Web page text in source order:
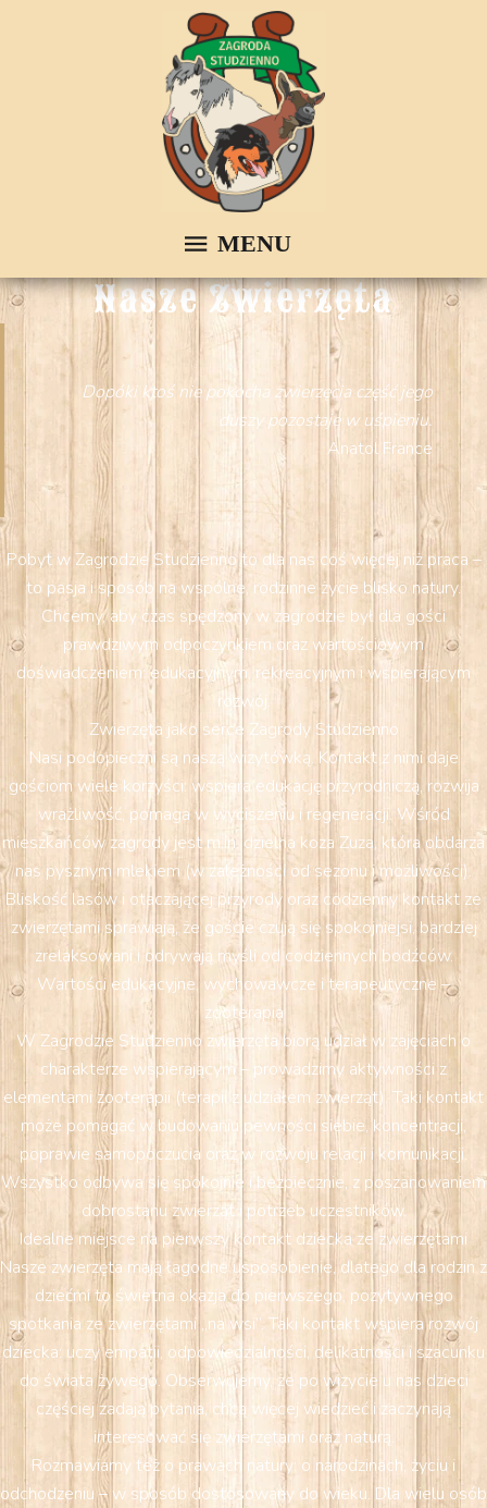
Nasze Zwierzęta
Dopóki ktoś nie pokocha zwierzęcia część jego
duszy pozostaje w uśpieniu.
Anatol France
Pobyt w Zagrodzie Studzienno to dla nas coś więcej niż praca –
to pasja i sposób na wspólne, rodzinne życie blisko natury.
Chcemy, aby czas spędzony w zagrodzie był dla gości
prawdziwym odpoczynkiem oraz wartościowym
doświadczeniem: edukacyjnym, rekreacyjnym i wspierającym
rozwój.
Zwierzęta jako serce Zagrody Studzienno
Nasi podopieczni są naszą wizytówką. Kontakt z nimi daje
gościom wiele korzyści: wspiera edukację przyrodniczą, rozwija
wrażliwość, pomaga w wyciszeniu i regeneracji. Wśród
mieszkańców zagrody jest m.in. dzielna koza Zuza, która obdarza
nas pysznym mlekiem (w zależności od sezonu i możliwości).
Bliskość lasów i otaczającej przyrody oraz codzienny kontakt ze
zwierzętami sprawiają, że goście czują się spokojniejsi, bardziej
zrelaksowani i odrywają myśli od codziennych bodźców.
Wartości edukacyjne, wychowawcze i terapeutyczne –
zooterapia
W Zagrodzie Studzienno zwierzęta biorą udział w zajęciach o
charakterze wspierającym – prowadzimy aktywności z
elementami zooterapii (terapii z udziałem zwierząt). Taki kontakt
może pomagać w budowaniu pewności siebie, koncentracji,
poprawie samopoczucia oraz w rozwoju relacji i komunikacji.
Wszystko odbywa się spokojnie i bezpiecznie, z poszanowaniem
dobrostanu zwierząt i potrzeb uczestników.
Idealne miejsce na pierwszy kontakt dziecka ze zwierzętami
Nasze zwierzęta mają łagodne usposobienie, dlatego dla rodzin z
dziećmi to świetna okazja do pierwszego, pozytywnego
spotkania ze zwierzętami „na wsi”. Taki kontakt wspiera rozwój
dziecka: uczy empatii, odpowiedzialności, delikatności i szacunku
do świata żywego. Obserwujemy, że po wizycie u nas dzieci
częściej zadają pytania, chcą więcej wiedzieć i zaczynają
interesować się zwierzętami oraz naturą.
Rozmawiamy też o prawach natury: o narodzinach, życiu i
odchodzeniu – w sposób dostosowany do wieku. Dla wielu osób